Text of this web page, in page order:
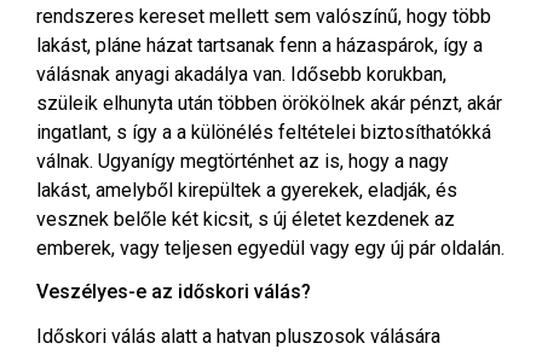
rendszeres kereset mellett sem valószínű, hogy több
lakást, pláne házat tartsanak fenn a házaspárok, így a
válásnak anyagi akadálya van. Idősebb korukban,
szüleik elhunyta után többen örökölnek akár pénzt, akár
ingatlant, s így a a különélés feltételei biztosíthatókká
válnak. Ugyanígy megtörténhet az is, hogy a nagy
lakást, amelyből kirepültek a gyerekek, eladják, és
vesznek belőle két kicsit, s új életet kezdenek az
emberek, vagy teljesen egyedül vagy egy új pár oldalán.
Veszélyes-e az időskori válás?
Időskori válás alatt a hatvan pluszosok válására